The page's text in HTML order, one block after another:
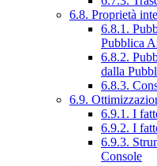
6.8. Proprietà
6.8.1.
Pubblica
6.8.2.
dalla
6.8.3.
6.9.
6.9.1. I
6.9.2. I
6.9.3.
Console